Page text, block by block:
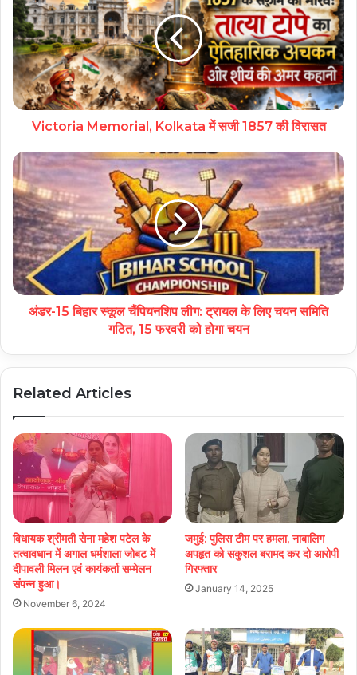
Victoria Memorial, Kolkata में सजी 1857 की विरासत
अंडर-15 बिहार स्कूल चैंपियनशिप लीग: ट्रायल के लिए चयन समिति
गठित, 15 फरवरी को होगा चयन
Related Articles
विधायक श्रीमती सेना महेश पटेल के
तत्वावधान में अगाल धर्मशाला जोबट में
दीपावली मिलन एवं कार्यकर्ता सम्मेलन
संपन्न हुआ।
November 6, 2024
जमुई: पुलिस टीम पर हमला, नाबालिग
अपहृत को सकुशल बरामद कर दो आरोपी
गिरफ्तार
January 14, 2025